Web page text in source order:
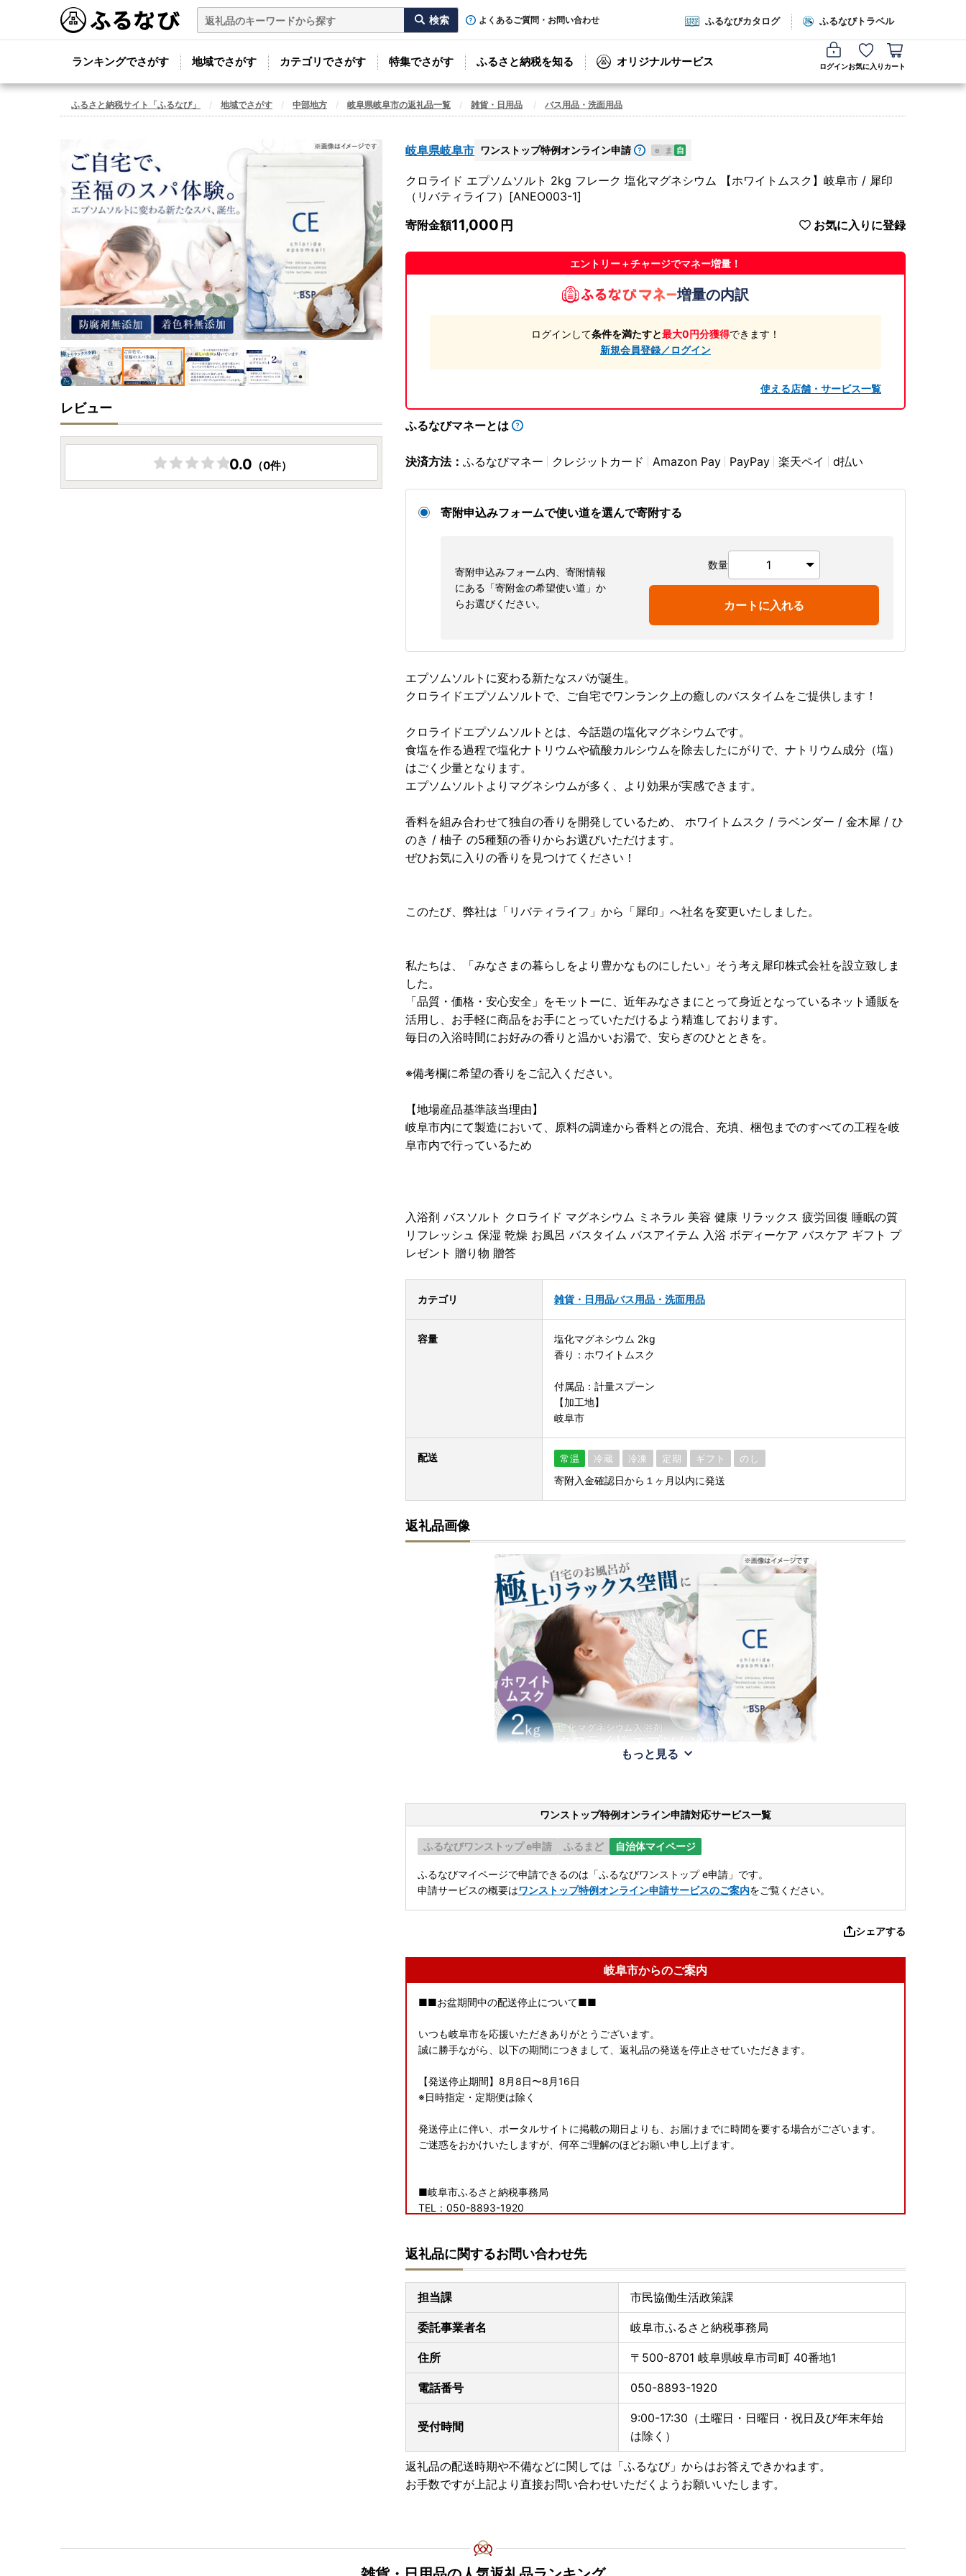
よくあるご質問・お問い合わせ ふるなびカタログ ふるなびトラベル
ランキングでさがす 地域でさがす カテゴリでさがす 特集でさがす ふるさと納税を知る オリジナルサービス ログインお気に入り カート
ふるさと納税サイト「ふるなび」 地域でさがす 中部地方 岐阜県岐阜市の返礼品一覧 雑貨・日用品 バス用品・洗面用品
岐阜県岐阜市 ワンストップ特例オンライン申請 e ま 自
クロライド エプソムソルト 2kg フレーク 塩化マグネシウム 【ホワイトムスク】岐阜市 / 犀印
（リバティライフ）[ANEO003-1]
寄附金額11,000 お気に入りに登録
エントリー＋チャージでマネー増量！
増量の内訳
ログインして条件を満たすと最大0円分獲得できます！
新規会員登録／ログイン
使える店舗・サービス一覧
ふるなびマネーとは
決済方法： ふるなびマネー クレジットカード Amazon Pay PayPay 楽天ペイ d払い
寄附申込みフォームで使い道を選んで寄附する
寄附申込みフォーム内、寄附情報
にある「寄附金の希望使い道」か
らお選びください。
数量
カートに入れる
エプソムソルトに変わる新たなスパが誕生。
クロライドエプソムソルトで、ご自宅でワンランク上の癒しのバスタイムをご提供します！
クロライドエプソムソルトとは、今話題の塩化マグネシウムです。
食塩を作る過程で塩化ナトリウムや硫酸カルシウムを除去したにがりで、ナトリウム成分（塩）
はごく少量となります。
エプソムソルトよりマグネシウムが多く、より効果が実感できます。
香料を組み合わせて独自の香りを開発しているため、 ホワイトムスク / ラベンダー / 金木犀 / ひ
のき / 柚子 の5種類の香りからお選びいただけます。
ぜひお気に入りの香りを見つけてください！
このたび、弊社は「リバティライフ」から「犀印」へ社名を変更いたしました。
私たちは、「みなさまの暮らしをより豊かなものにしたい」そう考え犀印株式会社を設立致しま
した。
「品質・価格・安心安全」をモットーに、近年みなさまにとって身近となっているネット通販を
活用し、お手軽に商品をお手にとっていただけるよう精進しております。
毎日の入浴時間にお好みの香りと温かいお湯で、安らぎのひとときを。
※備考欄に希望の香りをご記入ください。
【地場産品基準該当理由】
岐阜市内にて製造において、原料の調達から香料との混合、充填、梱包までのすべての工程を岐
阜市内で行っているため
入浴剤 バスソルト クロライド マグネシウム ミネラル 美容 健康 リラックス 疲労回復 睡眠の質
リフレッシュ 保湿 乾燥 お風呂 バスタイム バスアイテム 入浴 ボディーケア バスケア ギフト プ
レゼント 贈り物 贈答
カテゴリ 雑貨・日用品バス用品・洗面用品
容量
塩化マグネシウム 2kg
香り：ホワイトムスク
付属品：計量スプーン
【加工地】
岐阜市
配送 常温 冷蔵 冷凍 定期 ギフト のし
寄附入金確認日から１ヶ月以内に発送
返礼品画像
もっと見る
ワンストップ特例オンライン申請対応サービス一覧
ふるなびワンストップ e申請 ふるまど 自治体マイページ
ふるなびマイページで申請できるのは「ふるなびワンストップ e申請」です。
申請サービスの概要はワンストップ特例オンライン申請サービスのご案内をご覧ください。
シェアする
岐阜市からのご案内
■■お盆期間中の配送停止について■■
いつも岐阜市を応援いただきありがとうございます。
誠に勝手ながら、以下の期間につきまして、返礼品の発送を停止させていただきます。
【発送停止期間】8月8日〜8月16日
※日時指定・定期便は除く
発送停止に伴い、ポータルサイトに掲載の期日よりも、お届けまでに時間を要する場合がございます。
ご迷惑をおかけいたしますが、何卒ご理解のほどお願い申し上げます。
■岐阜市ふるさと納税事務局
TEL：050-8893-1920
メール：gifu@steamship.co.jp
【個人情報の取り扱いについて】
せ、寄附の使い道のお知らせの広報等に利用するものであり、それ以外の目的で使用するものではありま
せん。返礼品発送に関して、必要最低限の範囲において返礼品取扱い事業者に通知します。
【ふるさと納税の対象となる地方団体の指定について】
岐阜市は令和7年9月26日付総務大臣通知「ふるさと納税の対象となる地方団体の指定について（通
知）」にて、地方税法（昭和25年法律第226号）第37条の2第2項及び第314条の7第2項の規定に基づ
き、ふるさと納税の対象となる地方団体として指定されました。
指定対象期間は、令和7年10月1日から令和8年9月30日までです。
返礼品に関するお問い合わせ先
担当課 市民協働生活政策課
委託事業者名 岐阜市ふるさと納税事務局
住所 〒500-8701 岐阜県岐阜市司町 40番地1
電話番号 050-8893-1920
受付時間
9:00-17:30（土曜日・日曜日・祝日及び年末年始
は除く）
返礼品の配送時期や不備などに関しては「ふるなび」からはお答えできかねます。
お手数ですが上記より直接お問い合わせいただくようお願いいたします。
レビュー
0.0 （0件）